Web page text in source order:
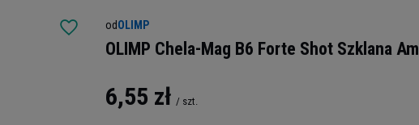
odOLIMP
OLIMP Chela-Mag B6 Forte Shot Szklana
6,55 zł / szt.